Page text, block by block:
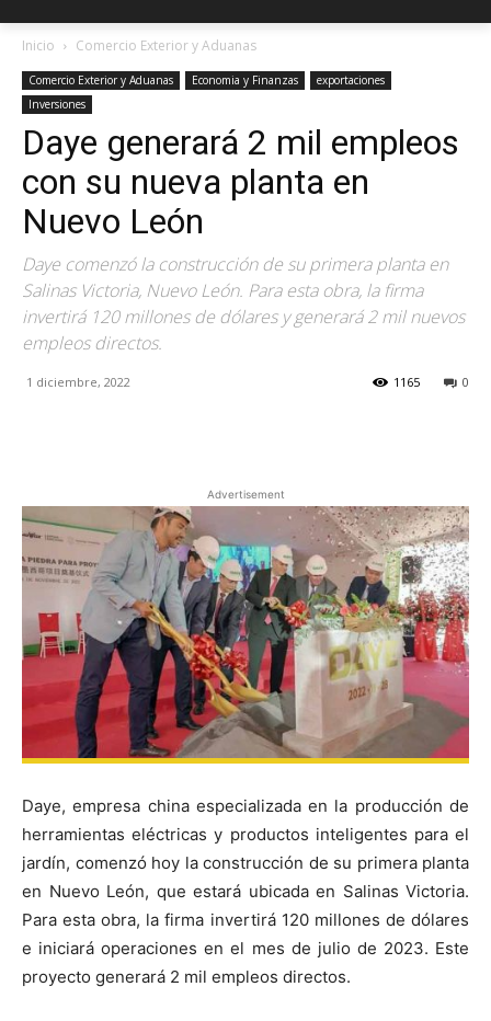
Inicio Comercio Exterior y Aduanas
Comercio Exterior y Aduanas Economia y Finanzas
exportaciones
Inversiones
Daye generará 2 mil empleos
con su nueva planta en
Nuevo León
Daye comenzó la construcción de su primera planta en
Salinas Victoria, Nuevo León. Para esta obra, la firma
invertirá 120 millones de dólares y generará 2 mil nuevos
empleos directos.
1 diciembre, 2022 0
1165
Advertisement
Daye, empresa china especializada en la producción de
herramientas eléctricas y productos inteligentes para el
jardín, comenzó hoy la construcción de su primera planta
en Nuevo León, que estará ubicada en Salinas Victoria.
Para esta obra, la firma invertirá 120 millones de dólares
e iniciará operaciones en el mes de julio de 2023. Este
proyecto generará 2 mil empleos directos.